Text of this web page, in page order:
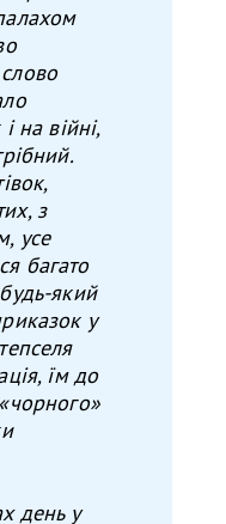
на війні,
з
усе
багато
який
у
їм до
день у